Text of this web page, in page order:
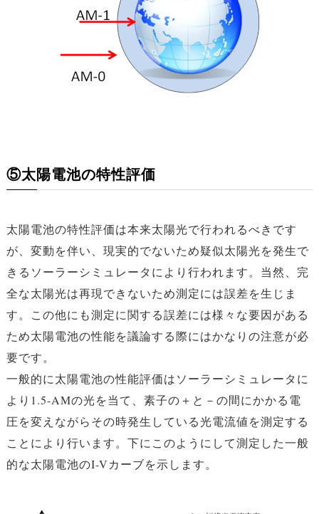
⑤太陽電池の特性評価
太陽電池の特性評価は本来太陽光で行われるべきです
が、変動を伴い、現実的でないため疑似太陽光を発生で
きるソーラーシミュレータにより行われます。当然、完
全な太陽光は再現できないため測定には誤差を生じま
す。この他にも測定に関する誤差には様々な要因がある
ため太陽電池の性能を議論する際にはかなりの注意が必
要です。
一般的に太陽電池の性能評価はソーラーシミュレータに
より1.5-AMの光を当て、素子の＋と－の間にかかる電
圧を変えながらその時発生している光電流値を測定する
ことにより行います。下にこのようにして測定した一般
的な太陽電池のI-Vカーブを示します。